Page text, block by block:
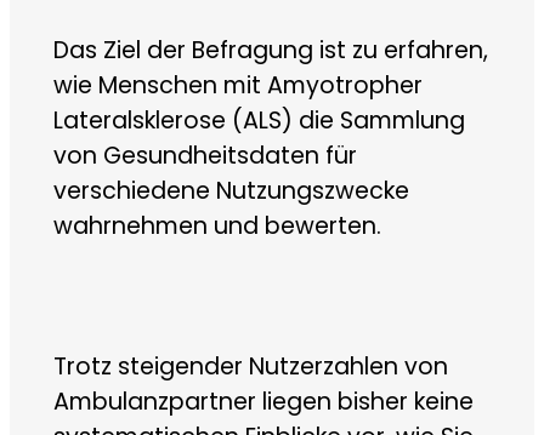
Das Ziel der Befragung ist zu erfahren,
wie Menschen mit Amyotropher
Lateralsklerose (ALS) die Sammlung
von Gesundheitsdaten für
verschiedene Nutzungszwecke
wahrnehmen und bewerten.
Trotz steigender Nutzerzahlen von
Ambulanzpartner liegen bisher keine